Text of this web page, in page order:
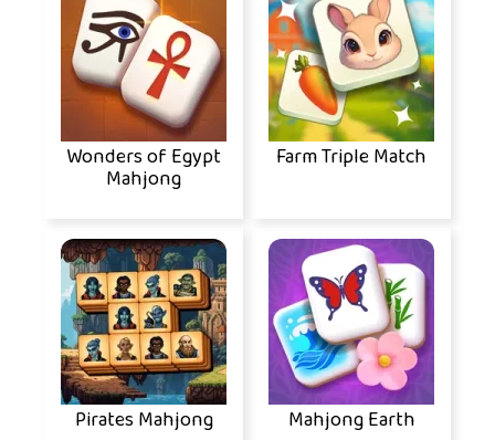
Wonders of Egypt
Mahjong
Farm Triple Match
Pirates Mahjong Mahjong Earth